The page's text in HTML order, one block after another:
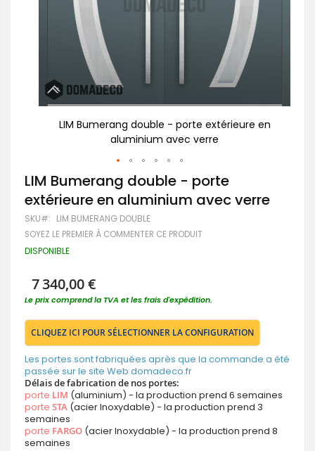
LIM Bumerang double - porte extérieure en
aluminium avec verre
Passer
au
début
de
la
Galerie
d’images
LIM Bumerang double - porte
extérieure en aluminium avec verre
SKU LIM BUMERANG DOUBLE
SOYEZ LE PREMIER À COMMENTER CE PRODUIT
DISPONIBLE
7 340,00 €
Le prix comprend la TVA et les frais d'expédition.
CLIQUEZ ICI POUR SÉLECTIONNER LA CONFIGURATION
Les portes sont fabriquées après que la commande a été
passée sur le site Web domadeco.fr
Délais de fabrication de nos portes:
porte LIM (aluminium) - la production prend 6 semaines
porte STA (acier Inoxydable) - la production prend 3
semaines
porte FARGO (acier Inoxydable) - la production prend 8
semaines